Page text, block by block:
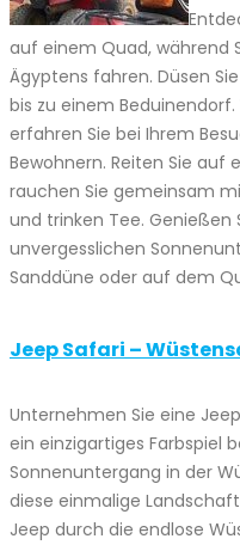
auf einem Quad, während
Ägyptens fahren. Düsen
bis zu einem
erfahren Sie bei Ihrem
Bewohnern. Reiten Sie auf
rauchen Sie gemeinsam
und trinken Tee. Genießen
unvergesslichen
Sanddüne oder auf dem
Jeep Safari –
Unternehmen Sie eine
ein einzigartiges Farbspiel
Sonnenuntergang in der
diese einmalige
Jeep durch die endlose